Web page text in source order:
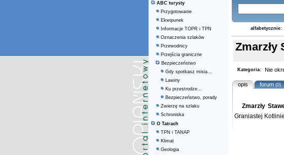
ABC turysty
Przygotowanie
Ekwipunek
Informacje TOPR i TPN
Oznaczenia szlaków
Przewodnicy
Przejścia graniczne
Bezpieczeństwo
Gdy spotkasz misia...
Lawiny
Ku przestrodze...
Bezpieczeństwo, porady
Zwierzę na szlaku
Schroniska
O Tatrach
TPN i TANAP
Klimat
Geologia
alfabetycznie:
Zmarzły
Kategoria: Nie
opis forum(0)
Zmarzły
Graniastej